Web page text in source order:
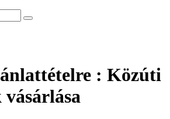
: Közúti